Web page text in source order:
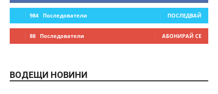
984 Последователи ПОСЛЕДВАЙ
88 Последователи АБОНИРАЙ СЕ
ВОДЕЩИ НОВИНИ